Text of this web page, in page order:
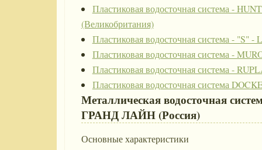
Пластиковая водосточная система -
(Великобритания)
Пластиковая водосточная система - "S"
Пластиковая водосточная система -
Пластиковая водосточная система -
Пластиковая водосточная система
Металлическая водосточная
ГРАНД ЛАЙН (Россия)
Основные характеристики